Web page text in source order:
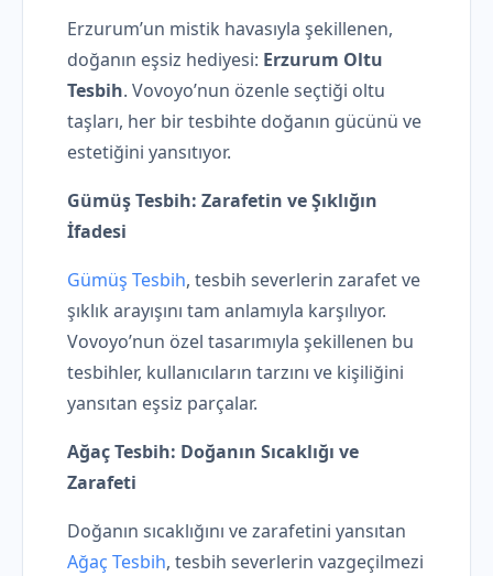
Erzurum’un mistik havasıyla şekillenen,
doğanın eşsiz hediyesi: Erzurum Oltu
Tesbih. Vovoyo’nun özenle seçtiği oltu
taşları, her bir tesbihte doğanın gücünü ve
estetiğini yansıtıyor.
Gümüş Tesbih: Zarafetin ve Şıklığın
İfadesi
Gümüş Tesbih, tesbih severlerin zarafet ve
şıklık arayışını tam anlamıyla karşılıyor.
Vovoyo’nun özel tasarımıyla şekillenen bu
tesbihler, kullanıcıların tarzını ve kişiliğini
yansıtan eşsiz parçalar.
Ağaç Tesbih: Doğanın Sıcaklığı ve
Zarafeti
Doğanın sıcaklığını ve zarafetini yansıtan
Ağaç Tesbih, tesbih severlerin vazgeçilmezi